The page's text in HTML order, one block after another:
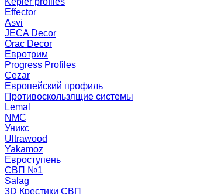
Effector
Asvi
JECA Decor
Orac Decor
Евротрим
Progress Profiles
Cezar
Европейский профиль
Противоскользящие системы
Lemal
NMC
Уникс
Ultrawood
Yakamoz
Евроступень
СВП №1
Salag
3D Крестики СВП